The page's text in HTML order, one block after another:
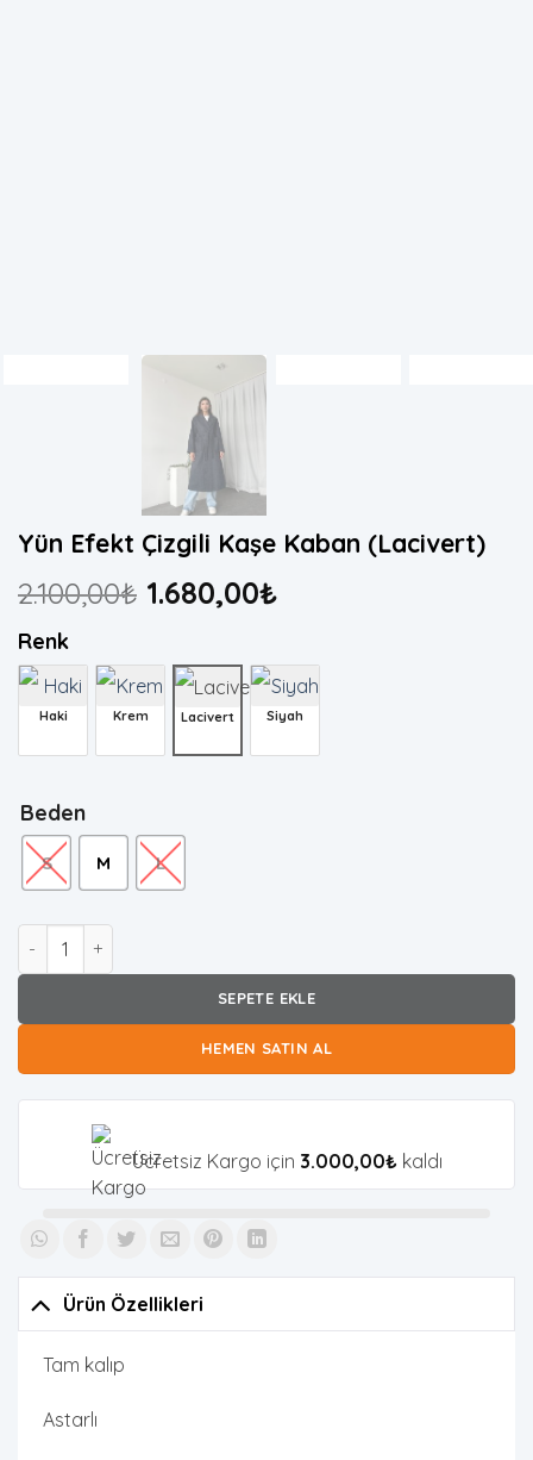
Yün Efekt Çizgili Kaşe Kaban (Lacivert)
2.100,00₺ 1.680,00₺
Renk
Haki Krem Lacivert Siyah
Beden
S M L
SEPETE EKLE
HEMEN SATIN AL
Ücretsiz Kargo için 3.000,00₺kaldı
Ürün Özellikleri
Tam kalıp
Astarlı